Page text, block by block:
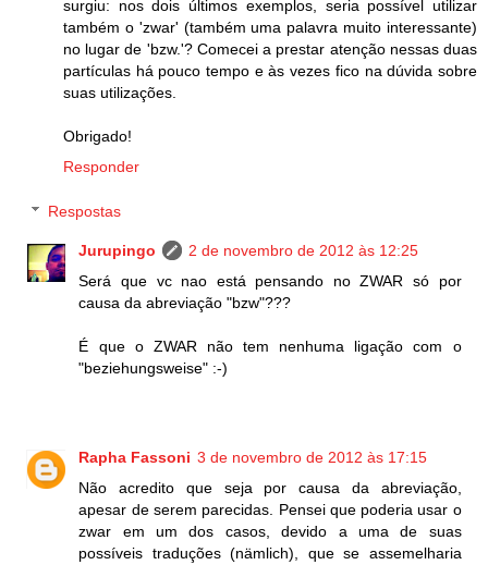
surgiu: nos dois últimos exemplos, seria possível utilizar
também o 'zwar' (também uma palavra muito interessante)
no lugar de 'bzw.'? Comecei a prestar atenção nessas duas
partículas há pouco tempo e às vezes fico na dúvida sobre
suas utilizações.
Obrigado!
Responder
Respostas
Jurupingo
2 de novembro de 2012 às 12:25
Será que vc nao está pensando no ZWAR só por
causa da abreviação "bzw"???
É que o ZWAR não tem nenhuma ligação com o
"beziehungsweise" :-)
Rapha Fassoni 3 de novembro de 2012 às 17:15
Não acredito que seja por causa da abreviação,
apesar de serem parecidas. Pensei que poderia usar o
zwar em um dos casos, devido a uma de suas
possíveis traduções (nämlich), que se assemelharia